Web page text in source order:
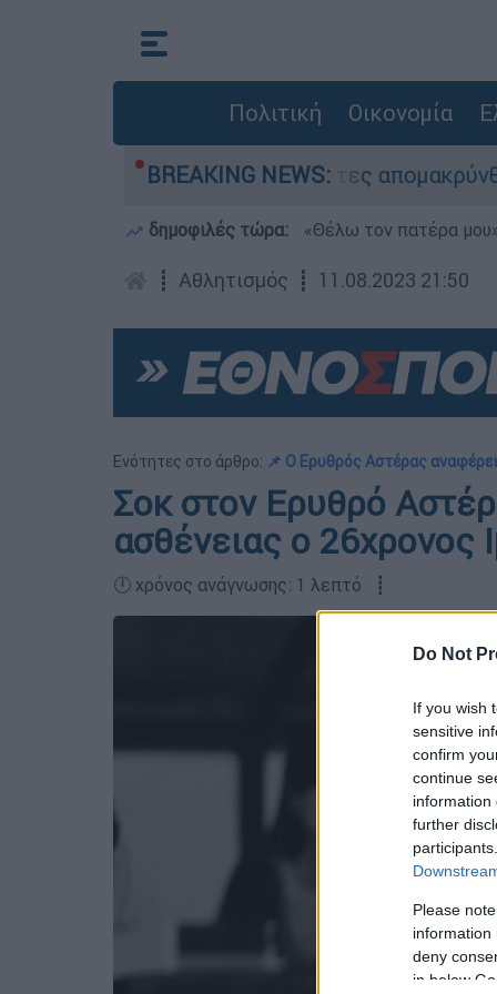
Do Not
If you wish
sensitive
confirm
continue
information
further
Please
information
deny
in below
Πολιτική Οικονομία
BREAKING NEWS:
διάσωσης - 254 πολίτες απομακρύνθηκαν
δημοφιλές τώρα: «Θέλω τον πατέρα
┋ Αθλητισμός ┋ 11.08.2023 21:50
Ενότητες στο άρθρο: 📌 Ο Ερυθρός Αστέρας
Σοκ στον Ερυθρό
ασθένειας ο 26χρονος
🕛 χρόνος ανάγνωσης: 1 λεπτό ┋